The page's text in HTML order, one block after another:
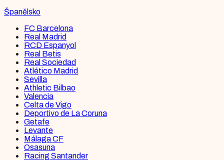
Španělsko
FC Barcelona
Real Madrid
RCD Espanyol
Real Betis
Real Sociedad
Atlético Madrid
Sevilla
Athletic Bilbao
Valencia
Celta de Vigo
Deportivo de La Coruna
Getafe
Levante
Málaga CF
Osasuna
Racing Santander